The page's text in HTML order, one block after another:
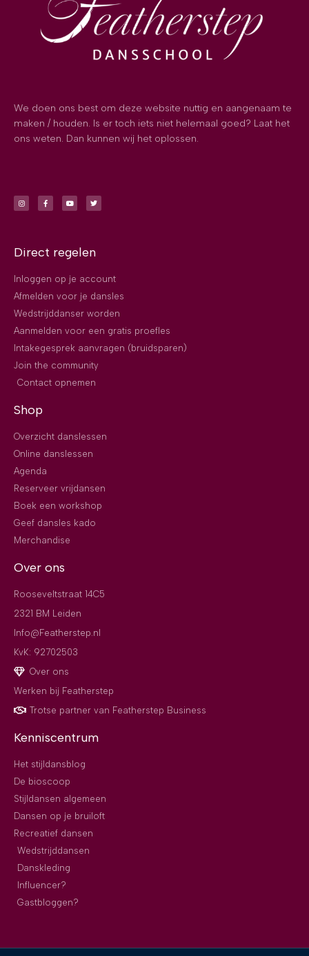
We doen ons best om deze website nuttig en aangenaam te
maken / houden. Is er toch iets niet helemaal goed? Laat het
ons weten. Dan kunnen wij het oplossen.
Direct regelen
Inloggen op je account
Afmelden voor je dansles
Wedstrijddanser worden
Aanmelden voor een gratis proefles
Intakegesprek aanvragen (bruidsparen)
Join the community
Contact opnemen
Shop
Overzicht danslessen
Online danslessen
Agenda
Reserveer vrijdansen
Boek een workshop
Geef dansles kado
Merchandise
Over ons
Rooseveltstraat 14C5
2321 BM Leiden
Info@Featherstep.nl
KvK: 92702503
Over ons
Werken bij Featherstep
Trotse partner van Featherstep Business
Kenniscentrum
Het stijldansblog
De bioscoop
Stijldansen algemeen
Dansen op je bruiloft
Recreatief dansen
Wedstrijddansen
Danskleding
Influencer?
Gastbloggen?